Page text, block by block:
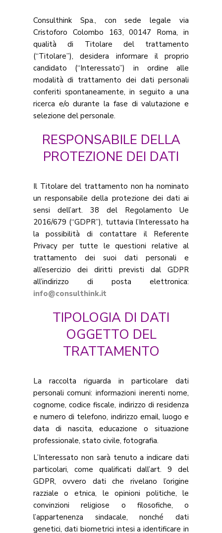
Consulthink Spa., con sede legale via
Cristoforo Colombo 163, 00147 Roma, in
qualità di Titolare del trattamento
(“Titolare”), desidera informare il proprio
candidato (“Interessato”) in ordine alle
modalità di trattamento dei dati personali
conferiti spontaneamente, in seguito a una
ricerca e/o durante la fase di valutazione e
selezione del personale.
RESPONSABILE DELLA
PROTEZIONE DEI DATI
Il Titolare del trattamento non ha nominato
un responsabile della protezione dei dati ai
sensi dell’art. 38 del Regolamento Ue
2016/679 (“GDPR”), tuttavia l’Interessato ha
la possibilità di contattare il Referente
Privacy per tutte le questioni relative al
trattamento dei suoi dati personali e
all’esercizio dei diritti previsti dal GDPR
all’indirizzo di posta elettronica:
info@consulthink.it
TIPOLOGIA DI DATI
OGGETTO DEL
TRATTAMENTO
La raccolta riguarda in particolare dati
personali comuni: informazioni inerenti nome,
cognome, codice fiscale, indirizzo di residenza
e numero di telefono, indirizzo email, luogo e
data di nascita, educazione o situazione
professionale, stato civile, fotografia.
L’Interessato non sarà tenuto a indicare dati
particolari, come qualificati dall’art. 9 del
GDPR, ovvero dati che rivelano l’origine
razziale o etnica, le opinioni politiche, le
convinzioni religiose o filosofiche, o
l’appartenenza sindacale, nonché dati
genetici, dati biometrici intesi a identificare in